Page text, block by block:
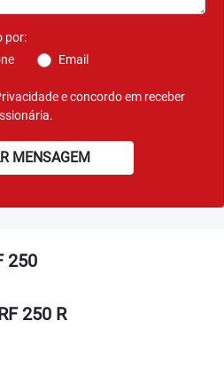
por:
Email
e concordo em receber
MENSAGEM
250
250 R